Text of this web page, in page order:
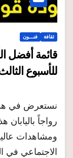
ثقافة فنـــون
قائمة أفضل
للأسبوع
نستعرض في هذه
رواجاً باليابان
ومشاهدات